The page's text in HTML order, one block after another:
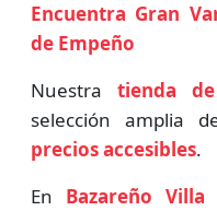
Encuentra Gran
de Empeño
Nuestra tienda
selección amplia
precios accesibles.
En Bazareño Villa